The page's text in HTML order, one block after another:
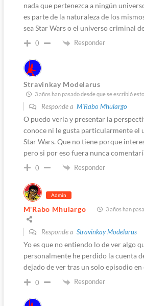
nada que pertenezca a ningún
es parte de la naturaleza de los
sea Star Wars o el universo criminal
0 Responder
Stravinkay Modelarus
3 años han pasado desde que se escribió esto
Responde a M'Rabo Mhulargo
O puedo verla y presentar la
conoce ni le gusta particularmente el
Star Wars. Que no tiene porque
pero si por eso fuera nunca
0 Responder
Admin
M'Rabo Mhulargo 3 años han
Responde a Stravinkay Modelarus
Yo es que no entiendo lo de ver algo
personalmente he perdido la cuenta
dejado de ver tras un solo episodio
0 Responder